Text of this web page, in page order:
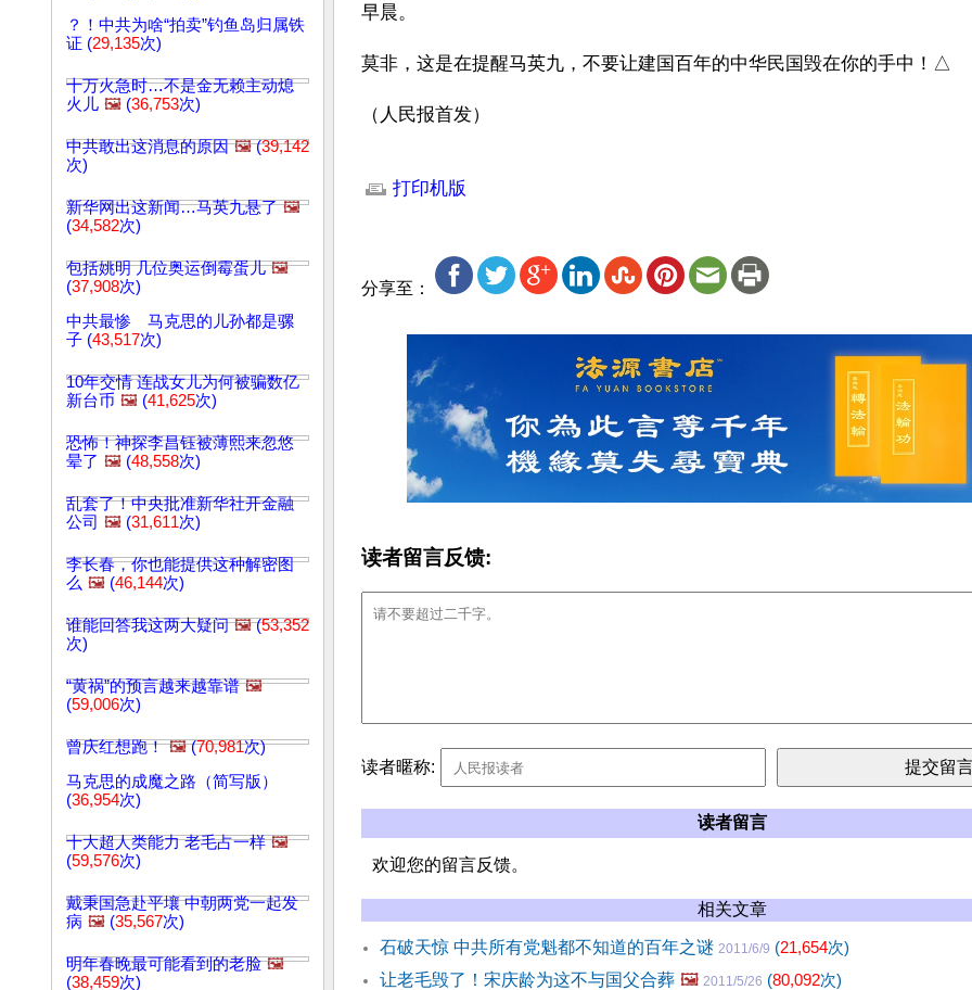
？！中共为啥“拍卖”钓鱼岛归属铁
证 (29,135次)
十万火急时…不是金无赖主动熄
火儿 🖼️ (36,753次)
中共敢出这消息的原因 🖼️(39,142
次)
新华网出这新闻…马英九悬了 🖼️
(34,582次)
包括姚明 几位奥运倒霉蛋儿 🖼️
(37,908次)
中共最惨 马克思的儿孙都是骡
子 (43,517次)
10年交情 连战女儿为何被骗数亿
新台币 🖼️ (41,625次)
恐怖！神探李昌钰被薄熙来忽悠
晕了 🖼️ (48,558次)
乱套了！中央批准新华社开金融
公司 🖼️ (31,611次)
李长春，你也能提供这种解密图
么 🖼️ (46,144次)
谁能回答我这两大疑问 🖼️(53,352
次)
“黄祸”的预言越来越靠谱 🖼️
(59,006次)
曾庆红想跑！ 🖼️(70,981次)
马克思的成魔之路（简写版）
(36,954次)
十大超人类能力 老毛占一样 🖼️
(59,576次)
戴秉国急赴平壤 中朝两党一起发
病 🖼️ (35,567次)
明年春晚最可能看到的老脸 🖼️
(38,459次)
早晨。
莫非，这是在提醒马英九，不要让建国百年的中华民国毁在你的手中！△
（人民报首发）
打印机版
分享至：
读者留言反馈:
读者暱称:
读者留言
欢迎您的留言反馈。
相关文章
石破天惊 中共所有党魁都不知道的百年之谜 2011/6/9 (21,654次)
让老毛毁了！宋庆龄为这不与国父合葬 🖼️ 2011/5/26 (80,092次)